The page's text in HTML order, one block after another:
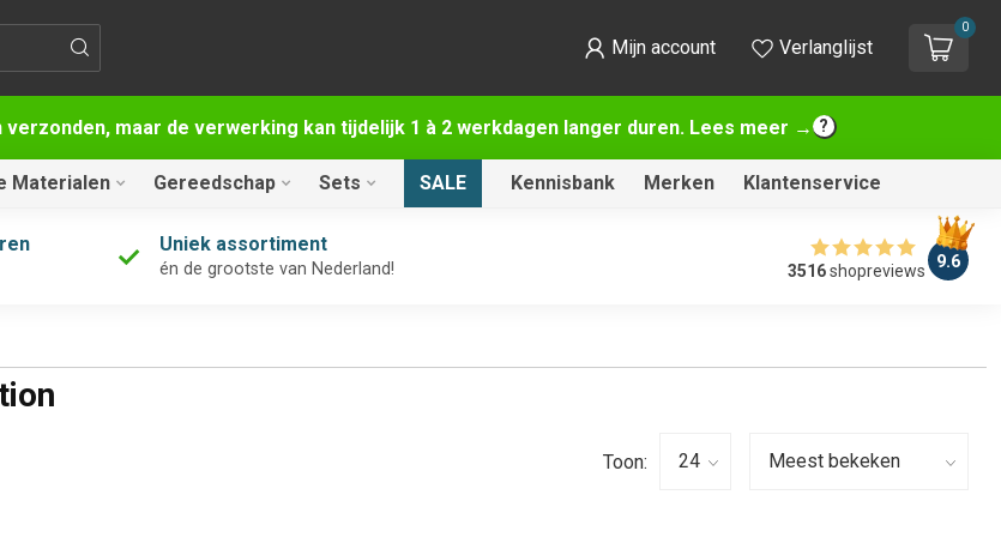
maar de verwerking kan tijdelijk 1 à 2 werkdagen langer duren. Lees meer →
Mijn account Verlanglijst
0
Materialen Gereedschap Sets SALE Kennisbank Merken Klantenservice
Uniek assortiment
én de grootste van Nederland! 3516shopreviews 9.6
Toon: